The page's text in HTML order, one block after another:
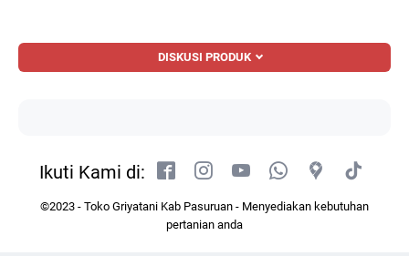
DISKUSI PRODUK
Ikuti Kami di:
©2023 - Toko Griyatani Kab Pasuruan - Menyediakan kebutuhan
pertanian anda